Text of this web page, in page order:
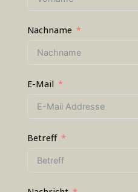
Nachname
E-Mail
Betreff